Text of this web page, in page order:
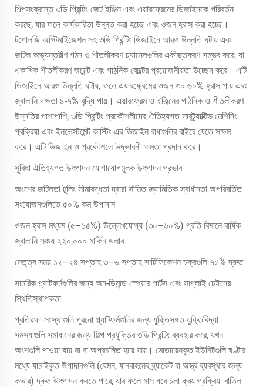
শিল্পসংক্রান্ত ৩ডি প্রিন্টিং জেট ইঞ্জিন এবং এয়ারফ্রেমের ডিজাইনকে পরিবর্তন
করছে, যার ফলে কার্যকারিতা উন্নত করা হচ্ছে এবং ওজন হ্রাস করা হচ্ছে।
টপোলজি অপ্টিমাইজেশন সহ ৩ডি প্রিন্টিং ডিজাইনে আরও উন্নতি ঘটায় এবং
জটিল অভ্যন্তরীণ গঠন ও শীতলীকরণ চ্যানেলগুলির একীভূতকরণ সম্ভব করে, যা
একাধিক শীতলীকরণ জয়েন্ট এবং গাঠনিক বোল্টের প্রয়োজনীয়তা উচ্ছেদ করে। এটি
ডিজাইনে আরও উন্নতি ঘটায়, ফলে এয়ারফ্রেমের ওজন ৩০-৬০% হ্রাস পায় এবং
জ্বালানি দক্ষতা ৪-৭% বৃদ্ধি পায়। এয়ারফ্রেম ও ইঞ্জিনের গাঠনিক ও শীতলীকরণ
উন্নতির পাশাপাশি, ৩ডি প্রিন্টিং প্রকৌশলীদের ঐতিহ্যগত সাবট্র্যাক্টিভ মেশিনিং
প্রক্রিয়া এবং ইনভেস্টমেন্ট কাস্টিং-এর ডিজাইন বাধাগুলির বাইরে যেতে সক্ষম
করে। এটি ডিজাইন ও প্রকৌশলে উদ্ভাবনী ক্ষমতা প্রদান করে।
সুবিধা ঐতিহ্যগত উৎপাদন যোগাযোগমূলক উৎপাদন প্রভাব
অংশের জটিলতা টুলিং সীমাবদ্ধতা দ্বারা সীমিত জ্যামিতিক স্বাধীনতা অপরিবর্তিত
সংযোজনগুলিতে ৫০% কম উপাদান
ওজন হ্রাস মধ্যম (৫–১৫%) উল্লেখযোগ্য (৩০–৬০%) প্রতি বিমানে বার্ষিক
জ্বালানি সঞ্চয় ২২০,০০০ মার্কিন ডলার
নেতৃত্ব সময় ১২–২৪ সপ্তাহ ৩–৬ সপ্তাহ সার্টিফিকেশন চক্রগুলি ৭৫% দ্রুত
সামরিক প্ল্যাটফর্মগুলির জন্য অন-ডিমান্ড স্পেয়ার পার্টস এবং সাপ্লাই চেইনের
স্থিতিস্থাপকতা
প্রতিরক্ষা সংস্থাগুলি পুরনো প্ল্যাটফর্মগুলির জন্য যুক্তিসঙ্গত যুক্তিবিদ্যা
সমস্যাগুলি সমাধানের জন্য শিল্প প্রযুক্তির ৩ডি প্রিন্টিং ব্যবহার করে, যখন
অংশগুলি পাওয়া যায় না বা অপ্রচলিত হয়ে যায়। মোতায়েনকৃত ইউনিটগুলি ঘণ্টার
মধ্যে যাচাইকৃত উপাদানগুলি (যেমন, যানবাহনের ব্র্যাকেট বা অস্ত্র ব্যবস্থার জন্য
কভার) দ্রুত উৎপাদন করতে পারে, যার ফলে মাস ধরে চলা ক্রয় প্রক্রিয়া বাতিল